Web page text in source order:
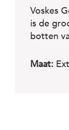
Voskes
is de
botten
Maat: